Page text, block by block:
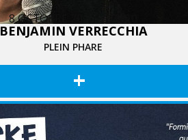
8 OCTOBRE 2026 - 20H30
BENJAMIN VERRECCHIA
PLEIN PHARE
+